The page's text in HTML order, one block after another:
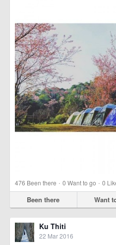
476 Been there · 0 Want to go · 0
Been there Want
Ku Thiti
22 Mar 2016